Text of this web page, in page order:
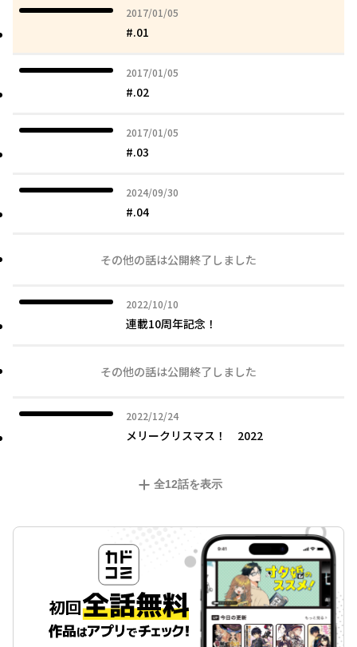
2017/01/05
2017年01月05日
#.01
2017/01/05
2017年01月05日
#.02
2017/01/05
2017年01月05日
#.03
2024/09/30
2024年09月30日
#.04
その他の話は公開終了しました
2022/10/10
2022年10月10日
連載10周年記念！
その他の話は公開終了しました
2022/12/24
2022年12月24日
メリークリスマス！ 2022
全12話を表示